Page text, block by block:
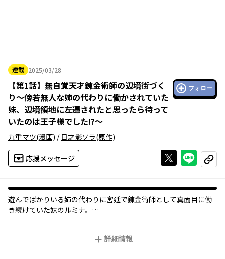
連載 2025/03/28
2025年03月28日
【第1話】 無自覚天才錬金術師の辺境街づく
り～傍若無人な姉の代わりに働かされていた
妹、辺境領地に左遷されたと思ったら待って
いたのは王子様でした!?～
フォロー
九重マツ(漫画) / 日之影ソラ(原作)
応援メッセージ Xで投稿する
ライン
コピー
遊んでばかりいる姉の代わりに宮廷で錬金術師として真面目に働
き続けていた妹のルミナ。
婚約者と姉のふたりから突然の婚約破棄と、辺境への転属を告げ
詳細情報